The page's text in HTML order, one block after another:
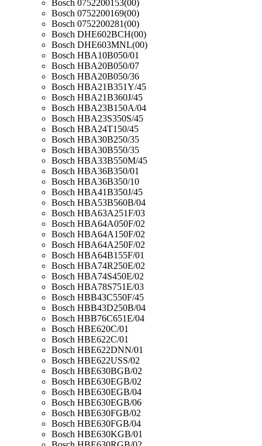
Bosch 0752200153(00)
Bosch 0752200169(00)
Bosch 0752200281(00)
Bosch DHE602BCH(00)
Bosch DHE603MNL(00)
Bosch HBA10B050/01
Bosch HBA20B050/07
Bosch HBA20B050/36
Bosch HBA21B351Y/45
Bosch HBA21B360J/45
Bosch HBA23B150A/04
Bosch HBA23S350S/45
Bosch HBA24T150/45
Bosch HBA30B250/35
Bosch HBA30B550/35
Bosch HBA33B550M/45
Bosch HBA36B350/01
Bosch HBA36B350/10
Bosch HBA41B350J/45
Bosch HBA53B560B/04
Bosch HBA63A251F/03
Bosch HBA64A050F/02
Bosch HBA64A150F/02
Bosch HBA64A250F/02
Bosch HBA64B155F/01
Bosch HBA74R250E/02
Bosch HBA74S450E/02
Bosch HBA78S751E/03
Bosch HBB43C550F/45
Bosch HBB43D250B/04
Bosch HBB76C651E/04
Bosch HBE620C/01
Bosch HBE622C/01
Bosch HBE622DNN/01
Bosch HBE622USS/02
Bosch HBE630BGB/02
Bosch HBE630EGB/02
Bosch HBE630EGB/04
Bosch HBE630EGB/06
Bosch HBE630FGB/02
Bosch HBE630FGB/04
Bosch HBE630KGB/01